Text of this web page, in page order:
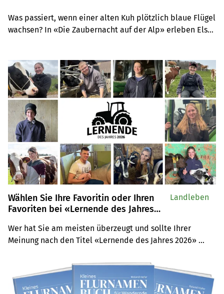
Was passiert, wenn einer alten Kuh plötzlich blaue Flügel
wachsen? In «Die Zaubernacht auf der Alp» erleben Elsa
Wählen Sie Ihre Favoritin oder Ihren
Favoriten bei «Lernende des Jahres
Wer hat Sie am meisten überzeugt und sollte Ihrer
Meinung nach den Titel «Lernende des Jahres 2026»
Favoriten unterstützen.
Landleben